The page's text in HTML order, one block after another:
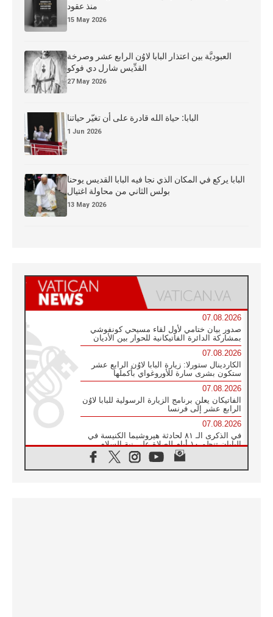
منذ عقود
15 May 2026
العبوديَّة بين اعتذار البابا لاوُن الرابع عشر وصرخة
القدِّيس شارل دي فوكو
27 May 2026
البابا: حياة الله قادرة على أن تغيّر حياتنا
1 Jun 2026
البابا يركع في المكان الذي نجا فيه البابا القديس يوحنا
بولس الثاني من محاولة اغتيال
13 May 2026
07.08.2026
صدور بيان ختامي لأول لقاء مسيحي كونفوشي
بمشاركة الدائرة الفاتيكانية للحوار بين الأديان
07.08.2026
الكاردينال ستورلا: زيارة البابا لاوُن الرابع عشر
ستكون بشرى سارة للأوروغواي بأكملها
07.08.2026
الفاتيكان يعلن برنامج الزيارة الرسولية للبابا لاوُن
الرابع عشر إلى فرنسا
07.08.2026
في الذكرى الـ ٨١ لحادثة هيروشيما الكنيسة في
اليابان تنظم ١٠ أيام للصلاة على نية السلام
الكنيسة في الأوروغواي: زيارة البابا ستعزز